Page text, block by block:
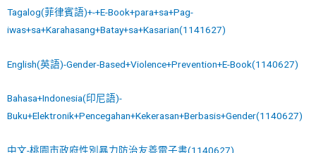
Tagalog(菲律賓語)+-+E-Book+para+sa+Pag-
iwas+sa+Karahasang+Batay+sa+Kasarian(1141627)
English(英語)-Gender-Based+Violence+Prevention+E-Book(1140627)
Bahasa+Indonesia(印尼語)-
Buku+Elektronik+Pencegahan+Kekerasan+Berbasis+Gender(1140627)
中文-桃園市政府性別暴力防治友善電子書(1140627)